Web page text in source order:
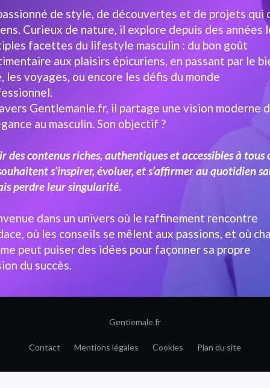
de style, de découvertes et de projets qui
Curieux de nature, il explore depuis des années
facettes du lifestyle masculin : du bon goût
aux plaisirs épicuriens, en passant par le
les voyages, ou encore les défis du monde
Gentlemanle.fr, il partage une vision moderne
au masculin. Son objectif ?
des contenus riches, authentiques et accessibles à tous
s’inspirer, évoluer, et s’affirmer au quotidien
perdre leur singularité.
dans un univers où le raffinement rencontre
où les conseils se mêlent aux passions, et où
peut puiser des idées pour façonner sa propre
du succès.
Gentlemale.fr
Contact Mentions légales Cookies Plan du site